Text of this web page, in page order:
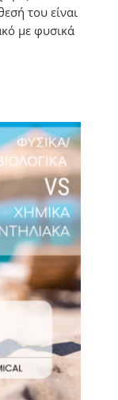
του είναι
με φυσικά